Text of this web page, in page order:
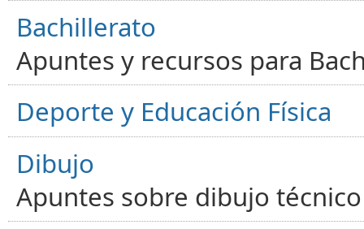
Bachillerato
Apuntes y recursos para
Deporte y Educación Física
Dibujo
Apuntes sobre dibujo